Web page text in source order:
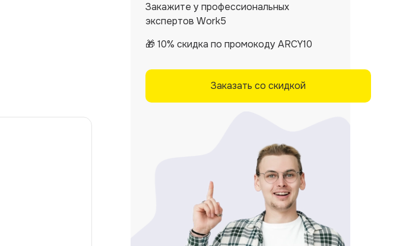
Закажите у профессиональных
экспертов Work5
🎁 10% скидка по промокоду ARCY10
Заказать со скидкой